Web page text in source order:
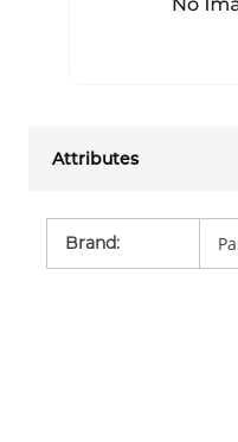
Attributes
Brand: